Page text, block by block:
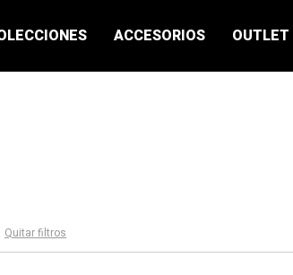
ACCESORIOS OUTLET
Quitar filtros